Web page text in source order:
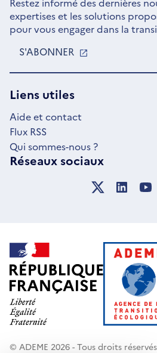
expertises et les solutions
pour vous engager dans la
S'ABONNER
UNE
Liens utiles
Aide et contact
Flux RSS
Qui sommes-nous ?
Réseaux sociaux
© ADEME 2026 - Tous droits réservés